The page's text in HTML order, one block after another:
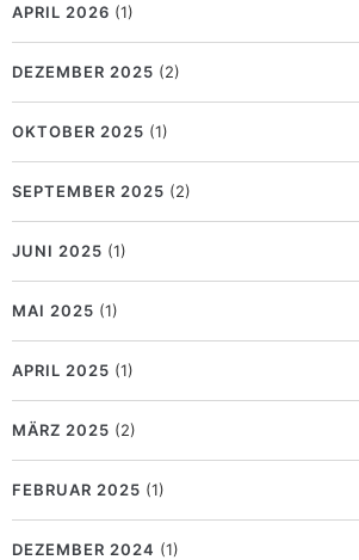
APRIL 2026 (1)
DEZEMBER 2025 (2)
OKTOBER 2025 (1)
SEPTEMBER 2025 (2)
JUNI 2025 (1)
MAI 2025 (1)
APRIL 2025 (1)
MÄRZ 2025 (2)
FEBRUAR 2025 (1)
DEZEMBER 2024 (1)